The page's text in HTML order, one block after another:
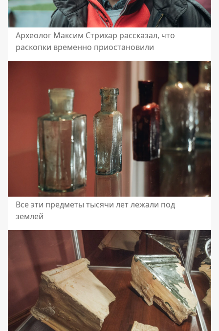
Археолог Максим Стрихар рассказал, что
раскопки временно приостановили
Все эти предметы тысячи лет лежали под
землей